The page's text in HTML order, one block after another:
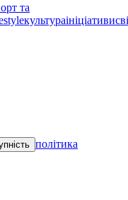
та
культураініціативи
політика